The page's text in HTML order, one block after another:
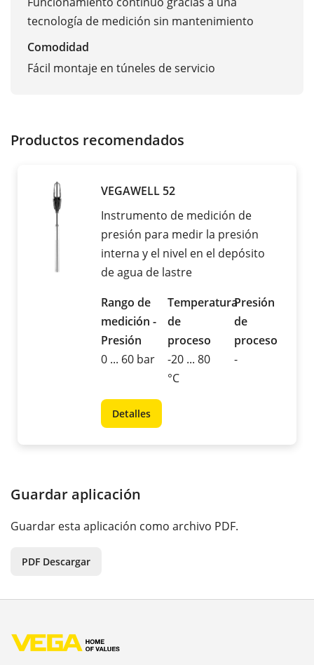
tecnología de medición sin mantenimiento
Comodidad
Fácil montaje en túneles de servicio
Productos recomendados
VEGAWELL 52
Instrumento de medición de
presión para medir la presión
interna y el nivel en el depósito
de agua de lastre
Rango de
medición -
Presión
0 ... 60 bar
Temperatura
de
proceso
-20 ... 80
°C
Presión
de
proceso
-
Detalles
Guardar aplicación
Guardar esta aplicación como archivo PDF.
PDF Descargar